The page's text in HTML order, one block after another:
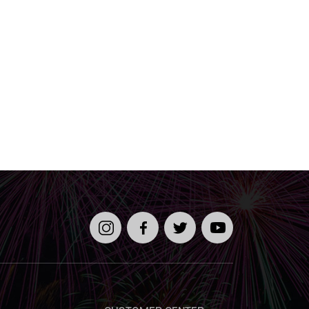
인스타
그램
페이스
북
트위터 유튜브